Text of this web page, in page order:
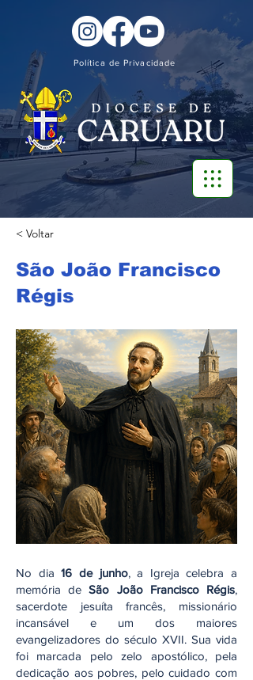
Política de Privacidade
< Voltar
São João Francisco
Régis
No dia16 de junho, a Igreja celebra a
memória deSão João Francisco Régis,
sacerdote jesuíta francês, missionário
incansável e um dos maiores
evangelizadores do século XVII. Sua vida
foi marcada pelo zelo apostólico, pela
dedicação aos pobres, pelo cuidado com